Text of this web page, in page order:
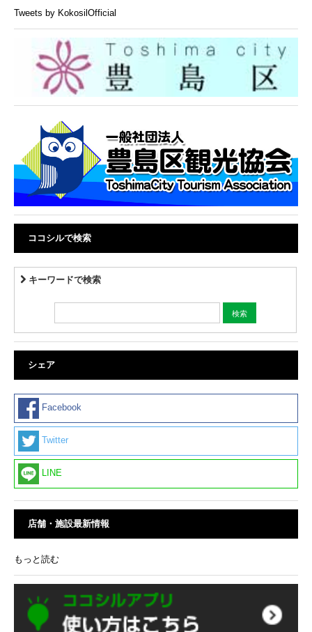
Tweets by KokosilOfficial
ココシルで検索
キーワードで検索
シェア
Facebook
Twitter
LINE
店舗・施設最新情報
もっと読む